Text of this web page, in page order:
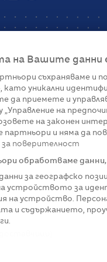
Стратегии
на Вашите данни
съхраняваме и
уникални
да приемете и
на
на законен
и няма да
за поверителност
обработваме данни,
за географско
устройството за
на устройство.
и съдържанието,